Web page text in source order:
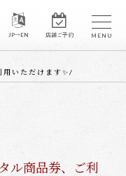
JP→EN 店舗ご予約
用いただけます✨/
ル商品券、ご利